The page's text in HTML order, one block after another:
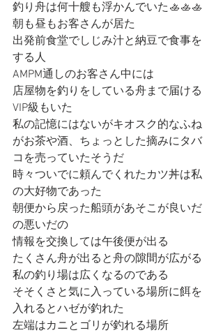
釣り舟は何十艘も浮かんでいた🚣🚣🚣
朝も昼もお客さんが居た
出発前食堂でしじみ汁と納豆で食事を
する人
AMPM通しのお客さん中には
店屋物を釣りをしている舟まで届ける
VIP級もいた
私の記憶にはないがキオスク的なふね
がお茶や酒、ちょっとした摘みにタバ
コを売っていたそうだ
時々ついでに頼んでくれたカツ丼は私
の大好物であった
朝便から戻った船頭があそこが良いだ
の悪いだの
情報を交換しては午後便が出る
たくさん舟が出ると舟の隙間が広がる
私の釣り場は広くなるのである
そそくさと気に入っている場所に餌を
入れるとハゼが釣れた
左端はカニとゴリが釣れる場所